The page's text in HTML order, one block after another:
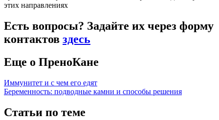
этих направлениях
Есть вопросы? Задайте их через форму
контактов здесь
Еще о ПреноКане
Иммунитет и с чем его едят
Беременность: подводные камни и способы решения
Статьи по теме